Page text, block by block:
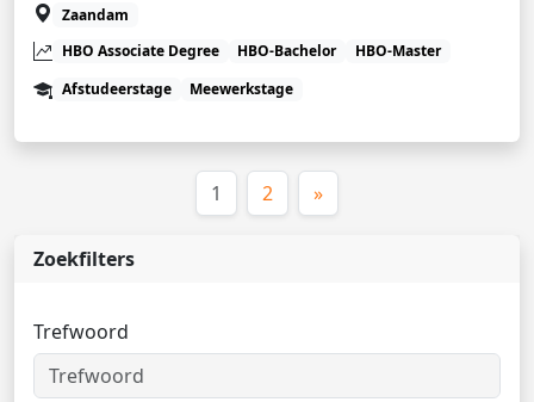
Zoekfilters
Trefwoord
Zaandam
HBO Associate Degree
HBO-Bachelor
HBO-Master
Afstudeerstage
Meewerkstage
1 (huidige)
2 »